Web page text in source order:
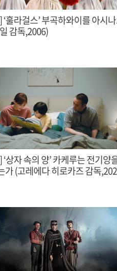
‘훌라걸스’ 부곡하와이를 아시
감독,2006)
‘상자 속의 양’ 카케루는 전기양
꿈꾸는가 (고레에다 히로카즈 감독